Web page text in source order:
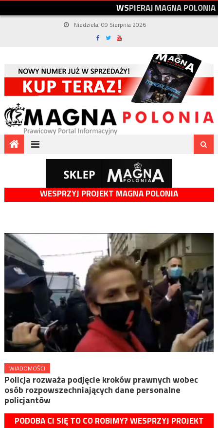
WSPIERAJMAGNAPOLONIA
Niedziela, 09 Sierpnia 2026
WESPRZYJ PROJEKT MAGNA POLONIA
WIADOMOŚCI
Policja rozważa podjęcie kroków prawnych wobec
osób rozpowszechniających dane personalne
policjantów
PODOBA CI SIĘ TO CO ROBIMY? WESPRZYJ PROJEKT